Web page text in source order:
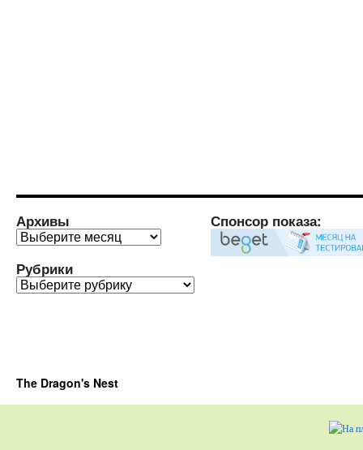
Архивы
Архивы
Рубрики
Рубрики
Спонсор показа:
The Dragon's Nest